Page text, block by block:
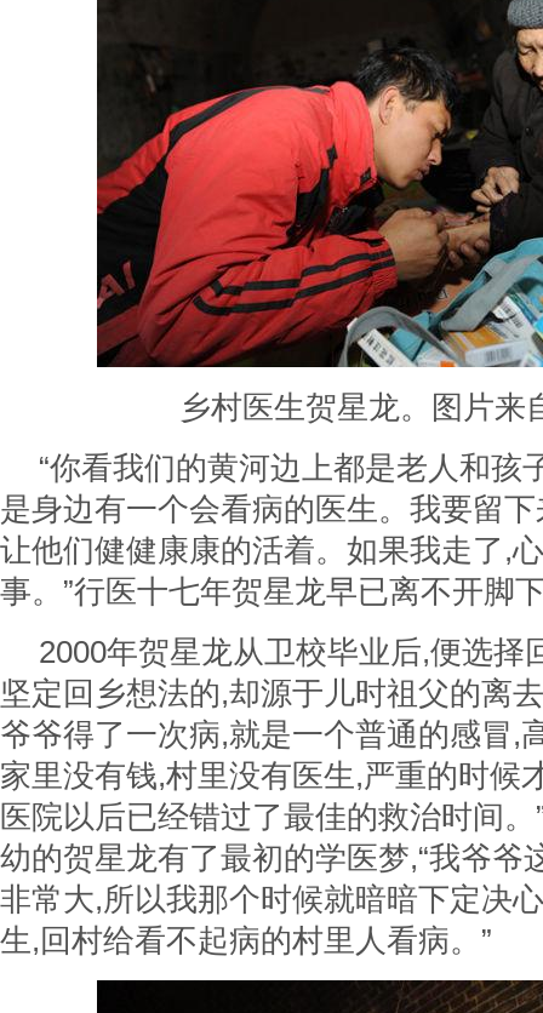
乡村医生贺星龙。图片来
“你看我们的黄河边上都是老人和孩
是身边有一个会看病的医生。我要留
让他们健健康康的活着。如果我走了,
事。”行医十七年贺星龙早已离不开脚
2000年贺星龙从卫校毕业后,便选择
坚定回乡想法的,却源于儿时祖父的离
爷爷得了一次病,就是一个普通的感冒,
家里没有钱,村里没有医生,严重的时候
医院以后已经错过了最佳的救治时间
幼的贺星龙有了最初的学医梦,“我爷爷
非常大,所以我那个时候就暗暗下定决
生,回村给看不起病的村里人看病。”